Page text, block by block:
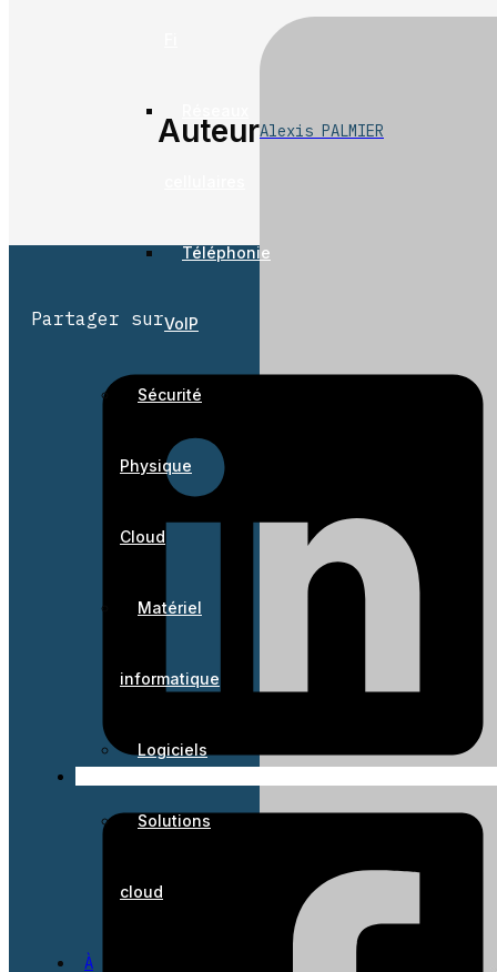
Téléphonie
VoIP
Sécurité
Physique
Cloud
Matériel
informatique
Logiciels
Solutions
cloud
À
AuteurAlexis PALMIER
Partager sur